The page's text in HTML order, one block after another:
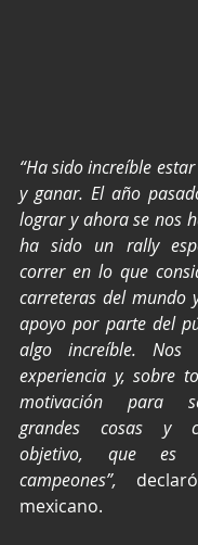
“Ha sido increíble
y ganar. El año
lograr y ahora se nos
ha sido un rally
correr en lo que
carreteras del mundo
apoyo por parte del
algo increíble.
experiencia y, sobre
motivación para
grandes cosas y
objetivo, que
campeones”,
mexicano.